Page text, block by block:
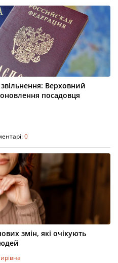
Верховний
посадовця
0
змін, які очікують